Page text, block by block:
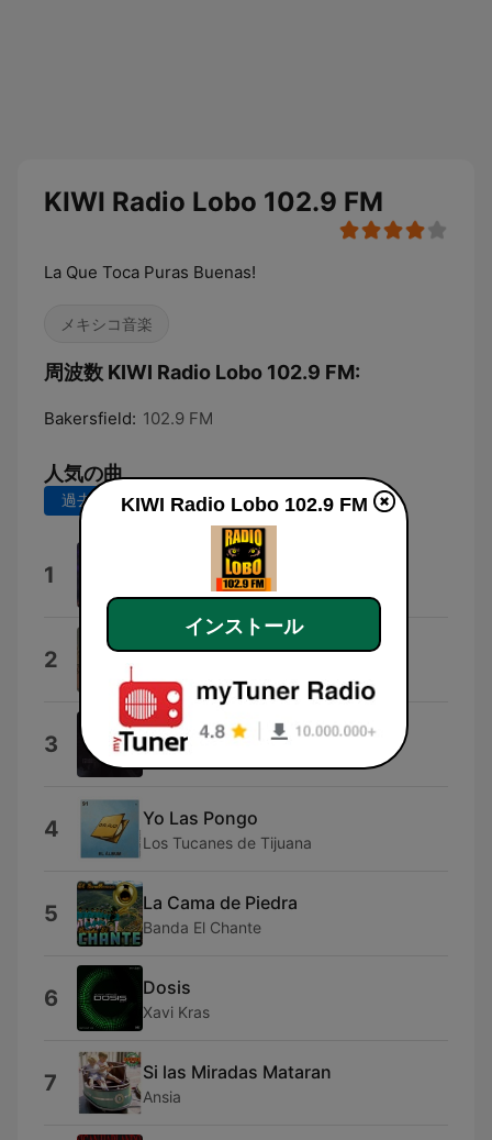
KIWI Radio Lobo 102.9 FM
La Que Toca Puras Buenas!
メキシコ音楽
周波数 KIWI Radio Lobo 102.9 FM:
Bakersfield: 102.9 FM
人気の曲
過去7日間 過去30日間
1 Entre Alacranes Y Gallos
Los Morros del Norte
2 Que Bonito Que Te Quieran
3 Ya No
Tapy Quintero
4 Yo Las Pongo
Los Tucanes de Tijuana
5 La Cama de Piedra
Banda El Chante
6 Dosis
Xavi Kras
7 Si las Miradas Mataran
Ansia
KIWI Radio Lobo 102.9 FM
インストール